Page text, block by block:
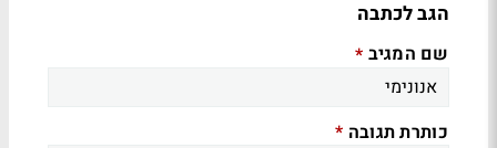
הגב לכתבה
שם המגיב *
כותרת תגובה *